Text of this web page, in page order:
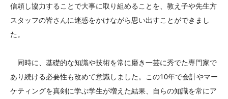
信頼し協力することで大事に取り組めることを、教え子や先生方
スタッフの皆さんに迷惑をかけながら思い出すことができまし
た。
同時に、基礎的な知識や技術を常に磨き一芸に秀でた専門家で
あり続ける必要性も改めて意識しました。この10年で会計やマー
ケティングを真剣に学ぶ学生が増えた結果、自らの知識を常にア